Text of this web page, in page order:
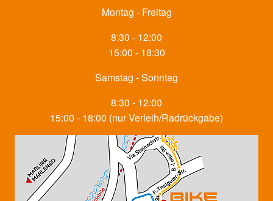
Montag - Freitag
8:30 - 12:00
15:00 - 18:30
Samstag - Sonntag
8:30 - 12:00
15:00 - 18:00 (nur Verleih/Radrückgabe)